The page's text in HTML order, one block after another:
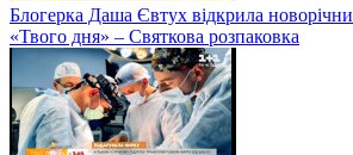
Блогерка Даша Євтух відкрила
«Твого дня» – Святкова розпаковка